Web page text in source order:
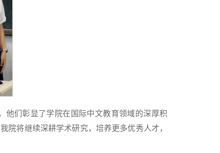
他们彰显了学院在国际中文教育领域的深厚积
院将继续深耕学术研究，培养更多优秀人才，